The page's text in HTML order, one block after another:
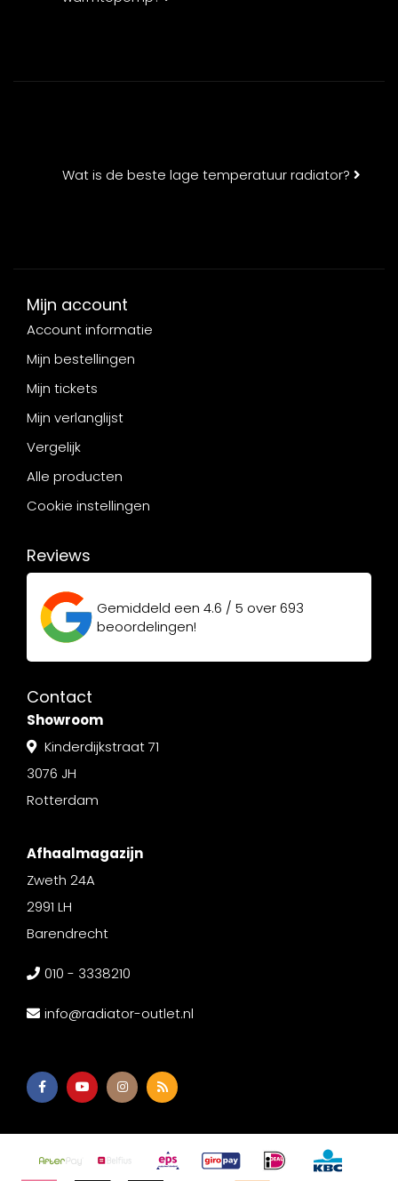
Wat is de beste lage temperatuur radiator?
Mijn account
Account informatie
Mijn bestellingen
Mijn tickets
Mijn verlanglijst
Vergelijk
Alle producten
Cookie instellingen
Reviews
Gemiddeld een 4.6 / 5 over693
beoordelingen!
Contact
Showroom
Kinderdijkstraat 71
3076 JH
Rotterdam
Afhaalmagazijn
Zweth 24A
2991 LH
Barendrecht
010 - 3338210
info@radiator-outlet.nl